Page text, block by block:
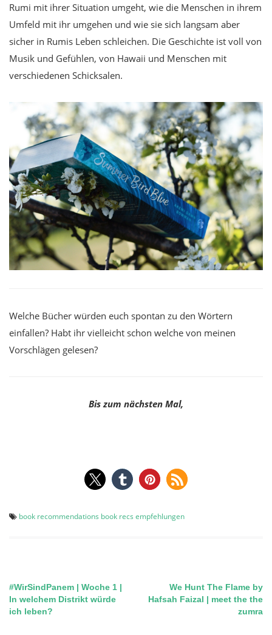
Rumi mit ihrer Situation umgeht, wie die Menschen in ihrem
Umfeld mit ihr umgehen und wie sie sich langsam aber
sicher in Rumis Leben schleichen. Die Geschichte ist voll von
Musik und Gefühlen, von Hawaii und Menschen mit
verschiedenen Schicksalen.
Welche Bücher würden euch spontan zu den Wörtern
einfallen? Habt ihr vielleicht schon welche von meinen
Vorschlägen gelesen?
Bis zum nächsten Mal,
book recommendations book recs empfehlungen
Post
navigation
#WirSindPanem | Woche 1 |
In welchem Distrikt würde
ich leben?
We Hunt The Flame by
Hafsah Faizal | meet the the
zumra